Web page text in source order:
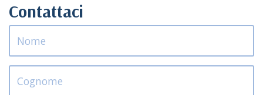
Contattaci